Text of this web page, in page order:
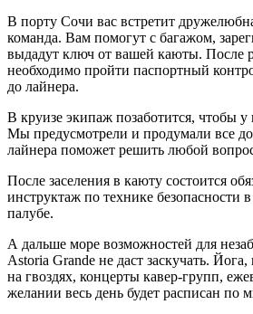
В порту Сочи вас встретит
команда. Вам помогут с багажом,
выдадут ключ от вашей каюты. После
необходимо пройти паспортный
до лайнера.
В круизе экипаж позаботится, чтобы у
Мы предусмотрели и продумали все
лайнера поможет решить любой
После заселения в каюту состоится
инструктаж по технике безопасности
палубе.
А дальше море возможностей для
Astoria Grande не даст заскучать.
на гвоздях, концерты кавер-групп,
желании весь день будет расписан по